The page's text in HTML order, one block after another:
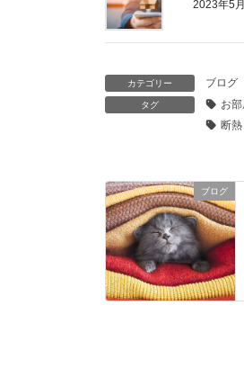
2023年5
カテゴリー ブログ
タグ お
断熱
ブログ